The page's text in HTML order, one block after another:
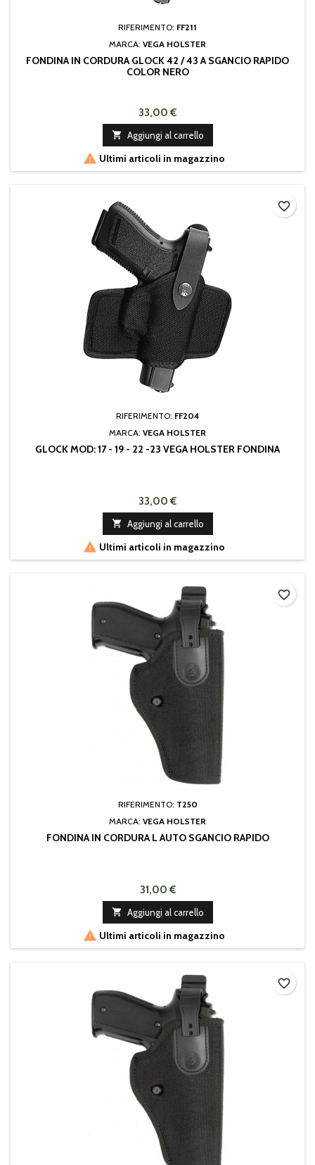
RIFERIMENTO: FF211
MARCA: VEGA HOLSTER
FONDINA IN CORDURA GLOCK 42 / 43 A SGANCIO RAPIDO
COLOR NERO
33,00 €
 Aggiungi al carrello
 Ultimi articoli in magazzino
RIFERIMENTO: FF204
MARCA: VEGA HOLSTER
GLOCK MOD: 17 - 19 - 22 -23 VEGA HOLSTER FONDINA
33,00 €
 Aggiungi al carrello
 Ultimi articoli in magazzino
favorite_border
RIFERIMENTO: T250
MARCA: VEGA HOLSTER
FONDINA IN CORDURA L AUTO SGANCIO RAPIDO
31,00 €
 Aggiungi al carrello
 Ultimi articoli in magazzino
favorite_border
favorite_border